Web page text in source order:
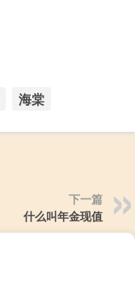
海棠
下一篇
什么叫年金现值